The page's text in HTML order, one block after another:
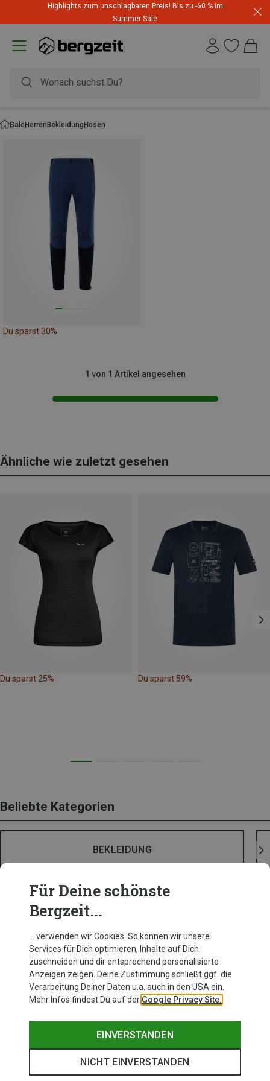
Highlights zum unschlagbaren Preis! Bis zu -60 % im
Summer Sale
SaleHerrenBekleidungHosen
Du sparst 30%
1 von 1 Artikel angesehen
Ähnliche wie zuletzt gesehen
Du sparst 25% Du sparst 59%
Beliebte Kategorien
BEKLEIDUNG
Für Deine schönste
Bergzeit...
… verwenden wir Cookies. So können wir unsere
Services für Dich optimieren, Inhalte auf Dich
zuschneiden und dir entsprechend personalisierte
Anzeigen zeigen. Deine Zustimmung schließt ggf. die
Verarbeitung Deiner Daten u.a. auch in den USA ein.
Mehr Infos findest Du auf der Google Privacy Site.
EINVERSTANDEN
NICHT EINVERSTANDEN